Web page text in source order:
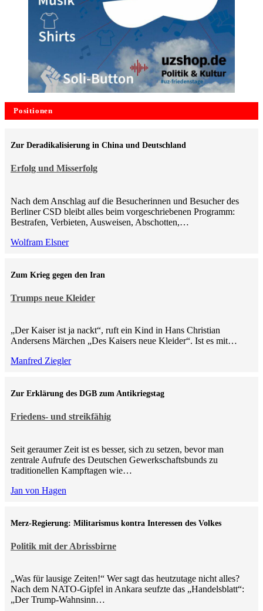
Positionen
Erfolg und Misserfolg
Zur Deradikalisierung in China und Deutschland
Nach dem Anschlag auf die Besucherinnen und Besucher des
Berliner CSD bleibt alles beim vorgeschriebenen Programm:
Bestrafen, Verbieten, Ausweisen, Abschotten,…
Wolfram Elsner
Trumps neue Kleider
Zum Krieg gegen den Iran
„Der Kaiser ist ja nackt“, ruft ein Kind in Hans Christian
Andersens Märchen „Des Kaisers neue Kleider“. Ist es mit…
Manfred Ziegler
Friedens- und streikfähig
Zur Erklärung des DGB zum Antikriegstag
Seit geraumer Zeit ist es besser, sich zu setzen, bevor man
zentrale Aufrufe des Deutschen Gewerkschaftsbunds zu
traditionellen Kampftagen wie…
Jan von Hagen
Politik mit der Abrissbirne
Merz-Regierung: Militarismus kontra Inte­ressen des Volkes
„Was für lausige Zeiten!“ Wer sagt das heutzutage nicht alles?
Nach dem NATO-Gipfel in Ankara seufzte das „Handelsblatt“:
„Der Trump-Wahnsinn…